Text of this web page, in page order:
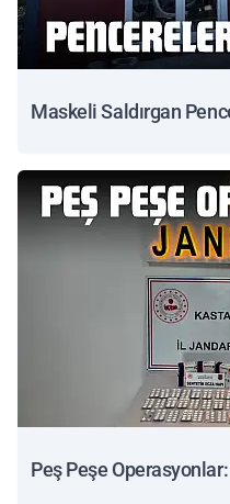
Maskeli Saldırgan
Peş Peşe